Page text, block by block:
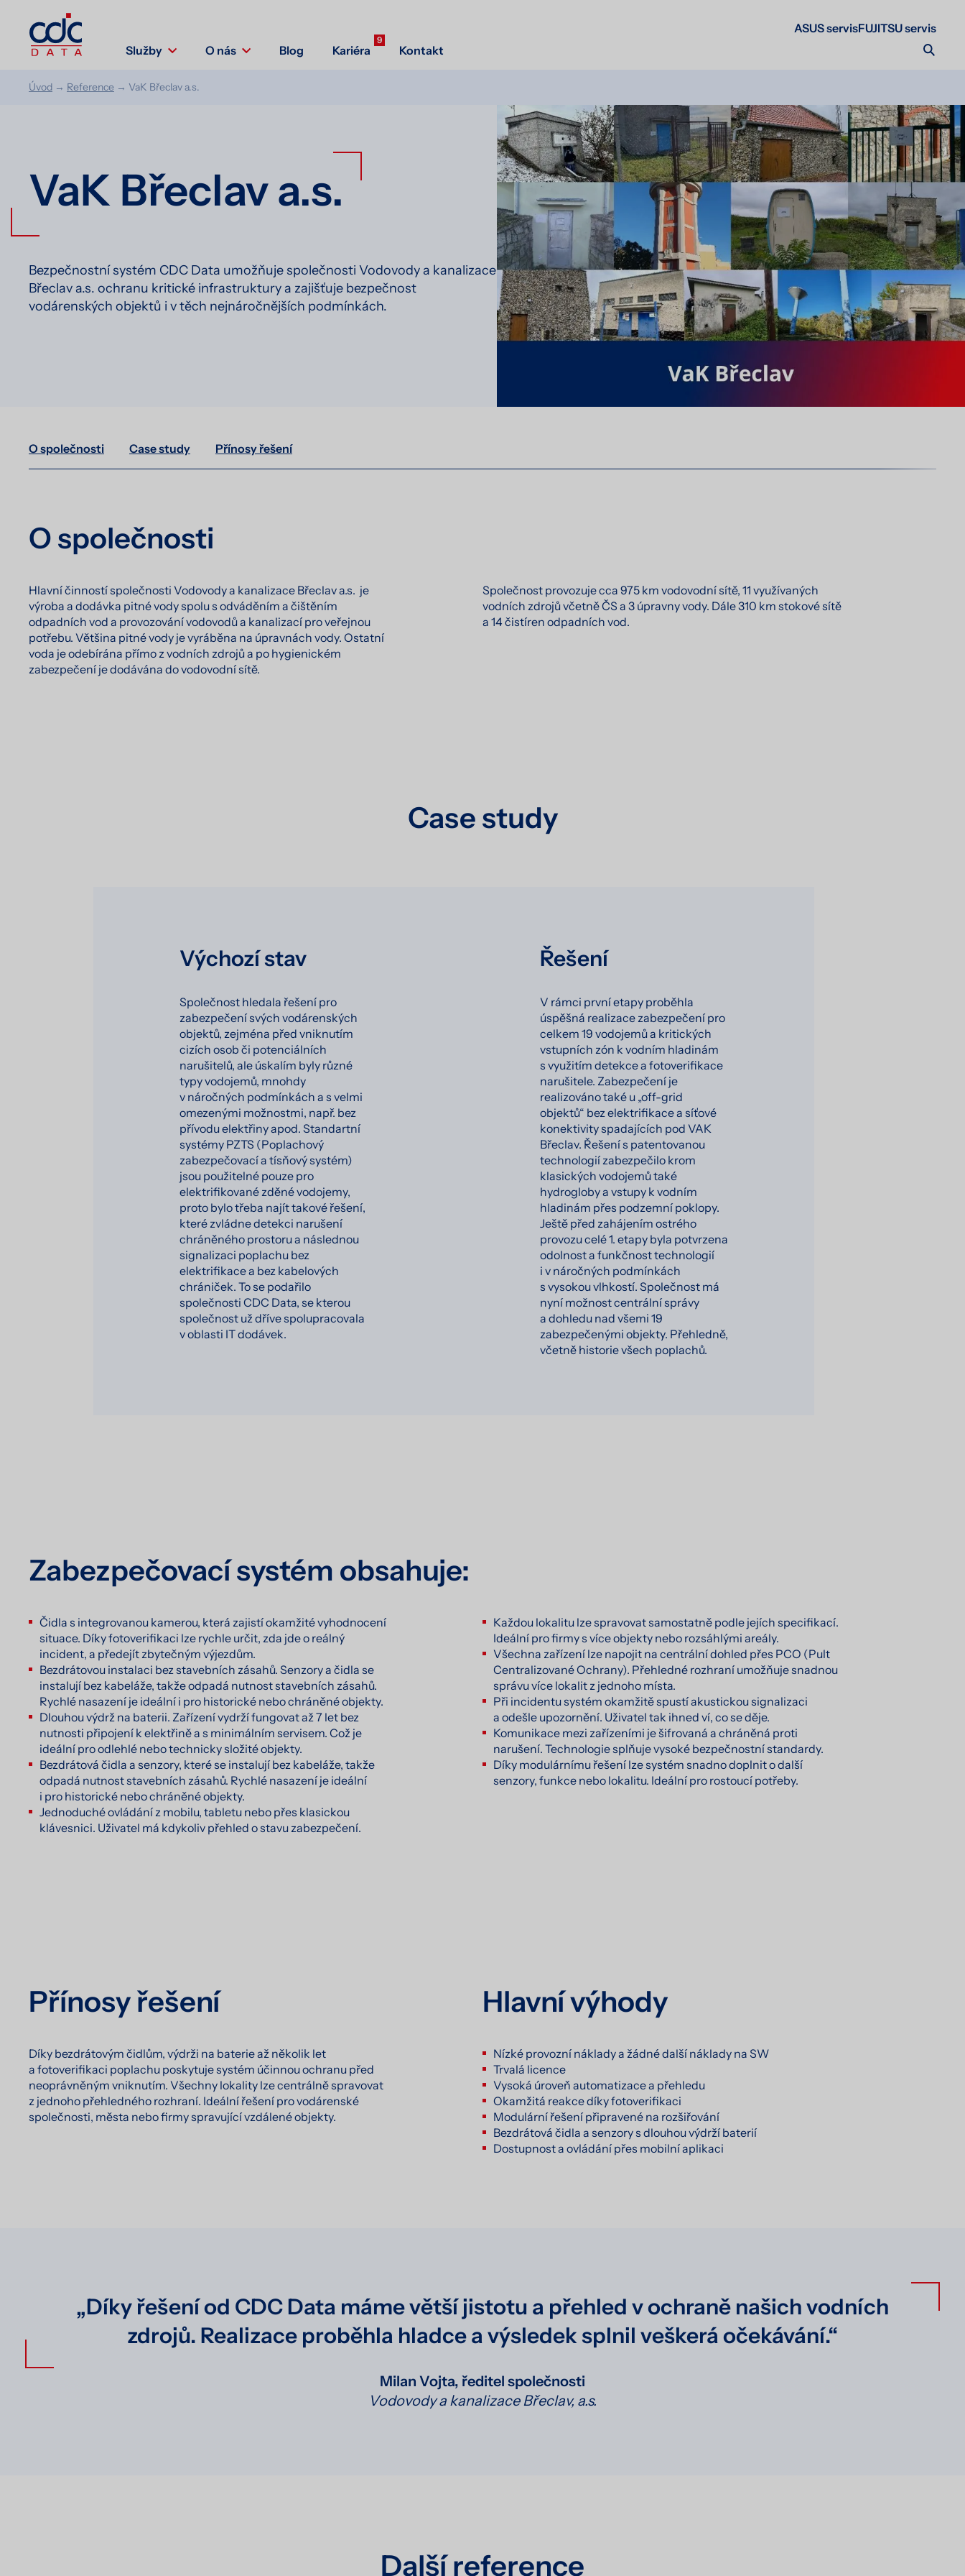
Služby O nás Blog
9
Kariéra Kontakt
ASUS servisFUJITSU servis
Úvod → Reference → VaK Břeclav a.s.
VaK Břeclav a.s.
Bezpečnostní systém CDC Data umožňuje společnosti Vodovody a kanalizace
Břeclav a.s. ochranu kritické infrastruktury a zajišťuje bezpečnost
vodárenských objektů i v těch nejnáročnějších podmínkách.
O společnosti Case study Přínosy řešení
O společnosti
Hlavní činností společnosti Vodovody a kanalizace Břeclav a.s. je
výroba a dodávka pitné vody spolu s odváděním a čištěním
odpadních vod a provozování vodovodů a kanalizací pro veřejnou
potřebu. Většina pitné vody je vyráběna na úpravnách vody. Ostatní
voda je odebírána přímo z vodních zdrojů a po hygienickém
zabezpečení je dodávána do vodovodní sítě.
Společnost provozuje cca 975 km vodovodní sítě, 11 využívaných
vodních zdrojů včetně ČS a 3 úpravny vody. Dále 310 km stokové sítě
a 14 čistíren odpadních vod.
Case study
Výchozí stav
Společnost hledala řešení pro
zabezpečení svých vodárenských
objektů, zejména před vniknutím
cizích osob či potenciálních
narušitelů, ale úskalím byly různé
typy vodojemů, mnohdy
v náročných podmínkách a s velmi
omezenými možnostmi, např. bez
přívodu elektřiny apod. Standartní
systémy PZTS (Poplachový
zabezpečovací a tísňový systém)
jsou použitelné pouze pro
elektrifikované zděné vodojemy,
proto bylo třeba najít takové řešení,
které zvládne detekci narušení
chráněného prostoru a následnou
signalizaci poplachu bez
elektrifikace a bez kabelových
chrániček. To se podařilo
společnosti CDC Data, se kterou
společnost už dříve spolupracovala
v oblasti IT dodávek.
Řešení
V rámci první etapy proběhla
úspěšná realizace zabezpečení pro
celkem 19 vodojemů a kritických
vstupních zón k vodním hladinám
s využitím detekce a fotoverifikace
narušitele. Zabezpečení je
realizováno také u „off-grid
objektů“ bez elektrifikace a síťové
konektivity spadajících pod VAK
Břeclav. Řešení s patentovanou
technologií zabezpečilo krom
klasických vodojemů také
hydrogloby a vstupy k vodním
hladinám přes podzemní poklopy.
Ještě před zahájením ostrého
provozu celé 1. etapy byla potvrzena
odolnost a funkčnost technologií
i v náročných podmínkách
s vysokou vlhkostí. Společnost má
nyní možnost centrální správy
a dohledu nad všemi 19
zabezpečenými objekty. Přehledně,
včetně historie všech poplachů.
Zabezpečovací systém obsahuje:
Čidla s integrovanou kamerou, která zajistí okamžité vyhodnocení
situace. Díky fotoverifikaci lze rychle určit, zda jde o reálný
incident, a předejít zbytečným výjezdům.
Bezdrátovou instalaci bez stavebních zásahů. Senzory a čidla se
instalují bez kabeláže, takže odpadá nutnost stavebních zásahů.
Rychlé nasazení je ideální i pro historické nebo chráněné objekty.
Dlouhou výdrž na baterii. Zařízení vydrží fungovat až 7 let bez
nutnosti připojení k elektřině a s minimálním servisem. Což je
ideální pro odlehlé nebo technicky složité objekty.
Bezdrátová čidla a senzory, které se instalují bez kabeláže, takže
odpadá nutnost stavebních zásahů. Rychlé nasazení je ideální
i pro historické nebo chráněné objekty.
Jednoduché ovládání z mobilu, tabletu nebo přes klasickou
klávesnici. Uživatel má kdykoliv přehled o stavu zabezpečení.
Každou lokalitu lze spravovat samostatně podle jejích specifikací.
Ideální pro firmy s více objekty nebo rozsáhlými areály.
Všechna zařízení lze napojit na centrální dohled přes PCO (Pult
Centralizované Ochrany). Přehledné rozhraní umožňuje snadnou
správu více lokalit z jednoho místa.
Při incidentu systém okamžitě spustí akustickou signalizaci
a odešle upozornění. Uživatel tak ihned ví, co se děje.
Komunikace mezi zařízeními je šifrovaná a chráněná proti
narušení. Technologie splňuje vysoké bezpečnostní standardy.
Díky modulárnímu řešení lze systém snadno doplnit o další
senzory, funkce nebo lokalitu. Ideální pro rostoucí potřeby.
Přínosy řešení
Díky bezdrátovým čidlům, výdrži na baterie až několik let
a fotoverifikaci poplachu poskytuje systém účinnou ochranu před
neoprávněným vniknutím. Všechny lokality lze centrálně spravovat
z jednoho přehledného rozhraní. Ideální řešení pro vodárenské
společnosti, města nebo firmy spravující vzdálené objekty.
Hlavní výhody
Nízké provozní náklady a žádné další náklady na SW
Trvalá licence
Vysoká úroveň automatizace a přehledu
Okamžitá reakce díky fotoverifikaci
Modulární řešení připravené na rozšiřování
Bezdrátová čidla a senzory s dlouhou výdrží baterií
Dostupnost a ovládání přes mobilní aplikaci
„Díky řešení od CDC Data máme větší jistotu a přehled v ochraně našich vodních
zdrojů. Realizace proběhla hladce a výsledek splnil veškerá očekávání.“
Milan Vojta, ředitel společnosti
Vodovody a kanalizace Břeclav, a.s.
Další reference